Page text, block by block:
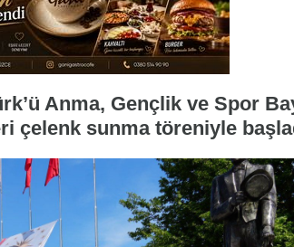
Anma, Gençlik ve Spor
çelenk sunma töreniyle